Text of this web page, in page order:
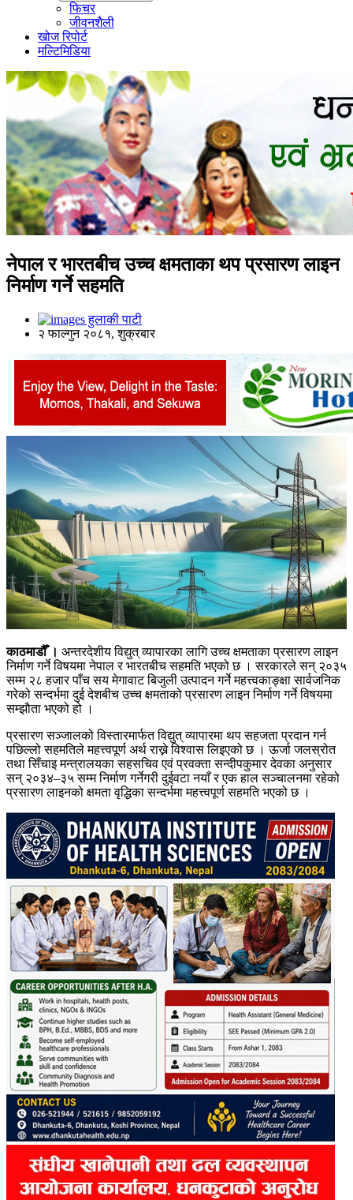
फिचर
जीवनशैली
खोज रिपोर्ट
मल्टिमिडिया
नेपाल र भारतबीच उच्च क्षमताका थप प्रसारण लाइन
निर्माण गर्ने सहमति
हुलाकी पाटी
२ फाल्गुन २०८१, शुक्रबार
काठमाडौँ । अन्तरदेशीय विद्युत् व्यापारका लागि उच्च क्षमताका प्रसारण लाइन
निर्माण गर्ने विषयमा नेपाल र भारतबीच सहमति भएको छ । सरकारले सन् २०३५
सम्म २८ हजार पाँच सय मेगावाट बिजुली उत्पादन गर्ने महत्त्वकाङ्क्षा सार्वजनिक
गरेको सन्दर्भमा दुई देशबीच उच्च क्षमताको प्रसारण लाइन निर्माण गर्ने विषयमा
सम्झाैता भएको हो ।
प्रसारण सञ्जालको विस्तारमार्फत विद्युत् व्यापारमा थप सहजता प्रदान गर्न
पछिल्लो सहमतिले महत्त्वपूर्ण अर्थ राख्ने विश्वास लिइएको छ । ऊर्जा जलस्रोत
तथा सिँचाइ मन्त्रालयका सहसचिव एवं प्रवक्ता सन्दीपकुमार देवका अनुसार
सन् २०३४–३५ सम्म निर्माण गर्नेगरी दुईवटा नयाँ र एक हाल सञ्चालनमा रहेको
प्रसारण लाइनको क्षमता वृद्धिका सन्दर्भमा महत्त्वपूर्ण सहमति भएको छ ।